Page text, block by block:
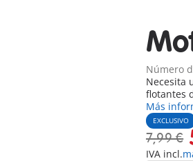
Número
Necesita
flotantes
Más
EXCLUSIVO
7,99 €
IVA incl.